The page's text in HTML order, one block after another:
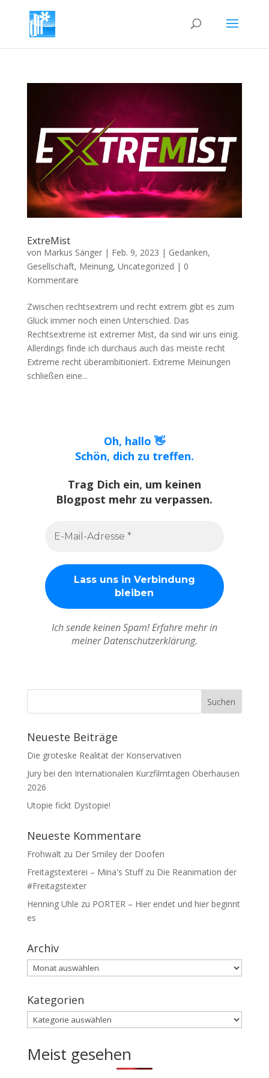
ExtreMist
von Markus Sänger| Feb. 9, 2023 | Gedanken,
Gesellschaft, Meinung, Uncategorized | 0
Kommentare
Zwischen rechtsextrem und recht extrem gibt es zum
Glück immer noch einen Unterschied. Das
Rechtsextreme ist extremer Mist, da sind wir uns einig.
Allerdings finde ich durchaus auch das meiste recht
Extreme recht überambitioniert. Extreme Meinungen
schließen eine...
Oh, hallo 👋
Schön, dich zu treffen.
Trag Dich ein, um keinen
Blogpost mehr zu verpassen.
Ich sende keinen Spam! Erfahre mehr in
meiner Datenschutzerklärung.
Neueste Beiträge
Die groteske Realität der Konservativen
Jury bei den Internationalen Kurzfilmtagen Oberhausen
2026
Utopie fickt Dystopie!
Neueste Kommentare
Frohwaltzu Der Smiley der Doofen
Freitagstexterei – Mina's Stuffzu Die Reanimation der
#Freitagstexter
Henning Uhle zu PORTER – Hier endet und hier beginnt
es
Archiv
Archiv
Kategorien
Kategorien
Meist gesehen